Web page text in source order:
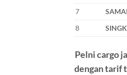
7
8
Pelni cargo
dengan tarif